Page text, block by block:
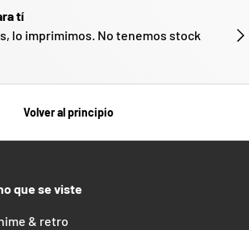
tí
lo imprimimos. No tenemos stock
Volver al principio
que se viste
& retro